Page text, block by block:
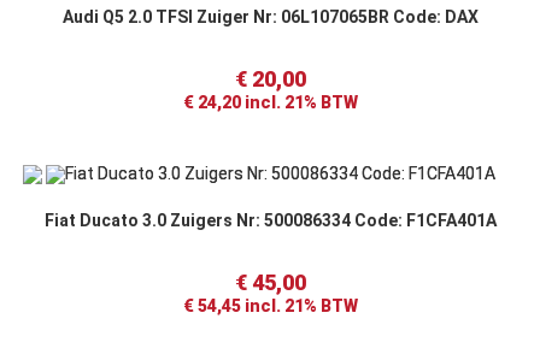
Audi Q5 2.0 TFSI Zuiger Nr: 06L107065BR Code: DAX
€20,00
€24,20incl. 21% BTW
Fiat Ducato 3.0 Zuigers Nr: 500086334 Code: F1CFA401A
€45,00
€54,45incl. 21% BTW